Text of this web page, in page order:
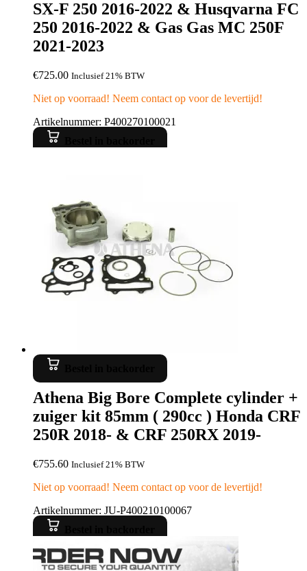
SX-F 250 2016-2022 & Husqvarna FC
250 2016-2022 & Gas Gas MC 250F
2021-2023
€725.00 Inclusief 21% BTW
Niet op voorraad! Neem contact op voor de levertijd!
Artikelnummer: P400270100021
Athena Big Bore Complete cylinder +
zuiger kit 85mm ( 290cc ) Honda CRF
250R 2018- & CRF 250RX 2019-
€755.60 Inclusief 21% BTW
Niet op voorraad! Neem contact op voor de levertijd!
Artikelnummer: JU-P400210100067